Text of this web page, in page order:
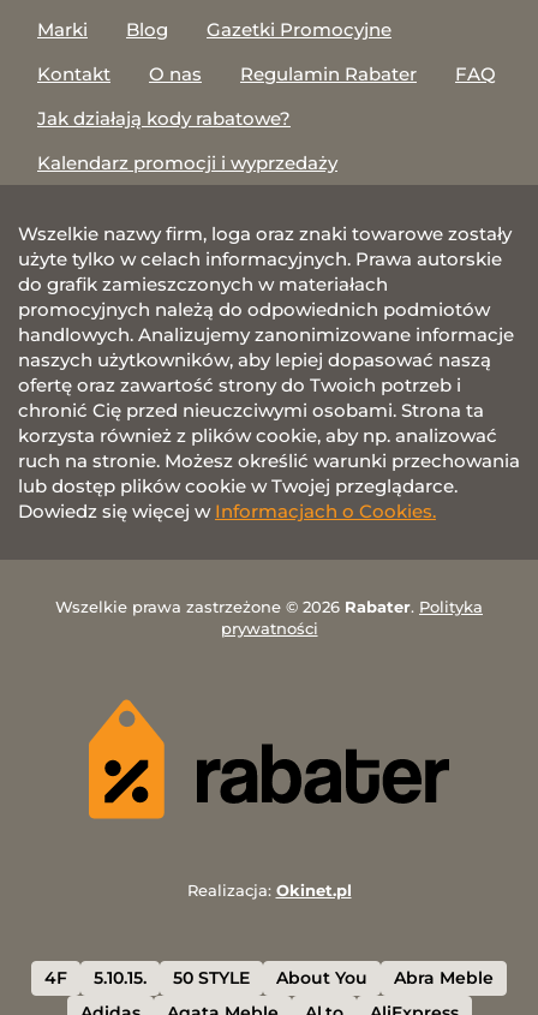
Marki
Blog
Gazetki Promocyjne
Kontakt
O nas Regulamin Rabater
FAQ
Jak działają kody rabatowe?
Kalendarz promocji i wyprzedaży
Wszelkie nazwy firm, loga oraz znaki towarowe zostały
użyte tylko w celach informacyjnych. Prawa autorskie
do grafik zamieszczonych w materiałach
promocyjnych należą do odpowiednich podmiotów
handlowych. Analizujemy zanonimizowane informacje
naszych użytkowników, aby lepiej dopasować naszą
ofertę oraz zawartość strony do Twoich potrzeb i
chronić Cię przed nieuczciwymi osobami. Strona ta
korzysta również z plików cookie, aby np. analizować
ruch na stronie. Możesz określić warunki przechowania
lub dostęp plików cookie w Twojej przeglądarce.
Dowiedz się więcej w Informacjach o Cookies.
Wszelkie prawa zastrzeżone © 2026 Rabater. Polityka
prywatności
Realizacja: Okinet.pl
4F 5.10.15. 50 STYLE About You
Abra Meble